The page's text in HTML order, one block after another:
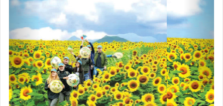
VIDEOS